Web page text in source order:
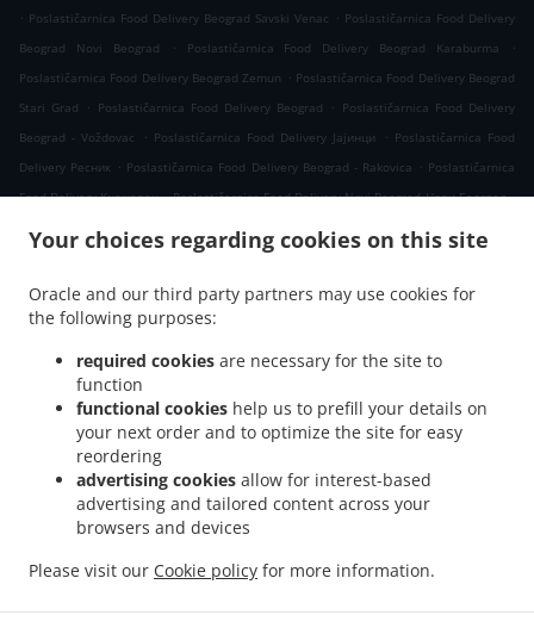
Your choices regarding cookies on this site
Oracle and our third party partners may use cookies for
the following purposes:
required cookies are necessary for the site to
function
functional cookies help us to prefill your details on
your next order and to optimize the site for easy
reordering
advertising cookies allow for interest-based
advertising and tailored content across your
browsers and devices
Please visit our Cookie policy for more information.
. Poslastičarnica Food Delivery Beograd Savski Venac . Poslastičarnica Food Delivery
Beograd Novi Beograd
. Poslastičarnica Food Delivery Beograd Karaburma
.
Poslastičarnica Food Delivery Beograd Zemun . Poslastičarnica Food Delivery Beograd
Stari Grad
. Poslastičarnica Food Delivery Beograd . Poslastičarnica Food Delivery
Beograd - Voždovac
. Poslastičarnica Food Delivery Јајинци . Poslastičarnica Food
Delivery Ресник . Poslastičarnica Food Delivery Beograd - Rakovica . Poslastičarnica
Food Delivery Кнежевац . Poslastičarnica Food Delivery Novi Beograd Нови Београд .
Poslastičarnica Food Delivery Beograd - Zvezdara .
Калуђерица
Poslastičarnica Food Delivery Бели Поток Село Раковица
Poslastičarnica Food Delivery Бели Поток
Poslastičarnica Food Delivery Прокупље
. Poslastičarnica Food Delivery Resnik
Poslastičarnica Food Delivery Раковица Село . Poslastičarnica Food Delivery Борча
Poslastičarnica Food Delivery Blok 58 Нови Београд . Poslastičarnica Food Delivery
. Poslastičarnica Food Delivery Сланци
Beograd - Palilula . Poslastičarnica Food Delivery Лештане .
Delivery Beograd - Kaluđerica
. Poslastičarnica Food Delivery Винча
Poslastičarnica Food Delivery Пиносава .
Takeaway food delivery